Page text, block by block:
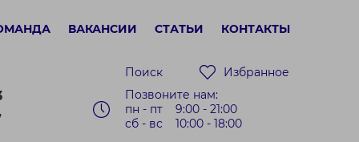
ВАКАНСИИ СТАТЬИ КОНТАКТЫ
Поиск
Избранное
Позвоните нам:
пн - пт 9:00 - 21:00
сб - вс 10:00 - 18:00